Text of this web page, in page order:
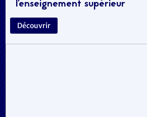
l’enseignement supérieur
Découvrir